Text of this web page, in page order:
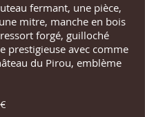
fermant, une pièce,
mitre, manche en bois
forgé, guilloché
prestigieuse avec comme
du Pirou, emblème